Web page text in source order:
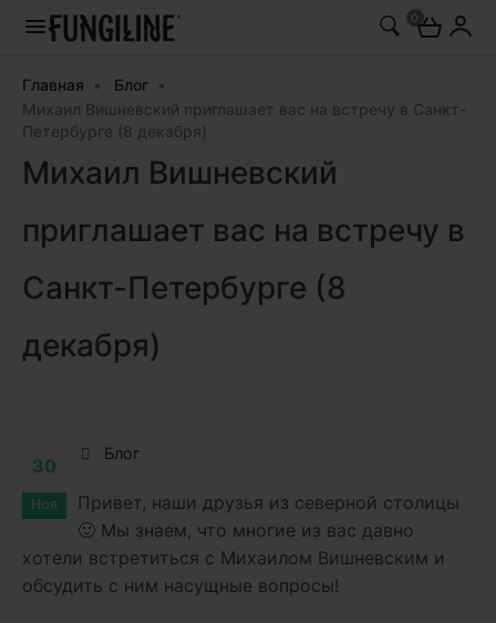
0
Главная
Блог
Михаил Вишневский приглашает вас на встречу в Санкт-
Петербурге (8 декабря)
Михаил Вишневский
приглашает вас на встречу в
Санкт-Петербурге (8
декабря)
30
Ноя
Блог
Привет, наши друзья из северной столицы
🙂 Мы знаем, что многие из вас давно
хотели встретиться с Михаилом Вишневским и
обсудить с ним насущные вопросы!